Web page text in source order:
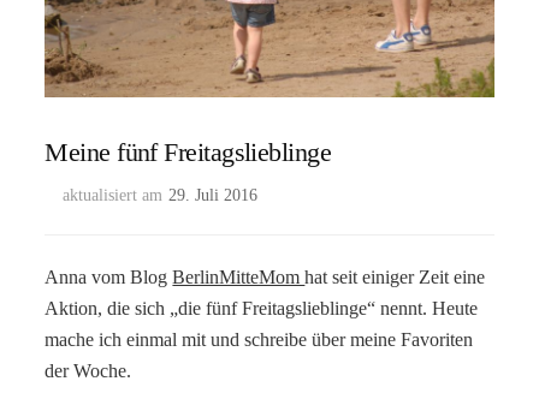
Meine fünf Freitagslieblinge
aktualisiert am 29. Juli 2016
Anna vom BlogBerlinMitteMomhat seit einiger Zeit eine
Aktion, die sich „die fünf Freitagslieblinge“ nennt. Heute
mache ich einmal mit und schreibe über meine Favoriten
der Woche.